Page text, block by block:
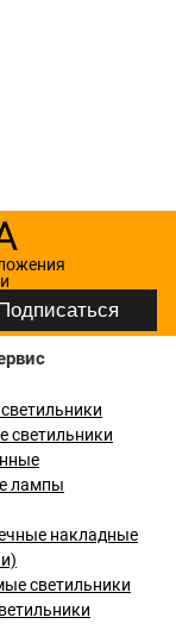
светильники
лампы
накладные
светильники